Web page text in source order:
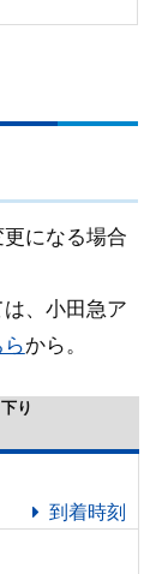
になる場合
、小田急ア
らから。